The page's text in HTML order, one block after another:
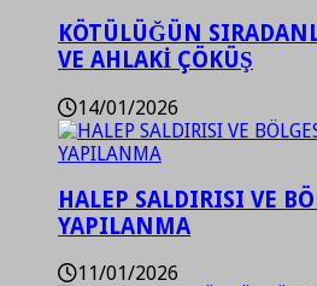
KÖTÜLÜĞÜN
VE AHLAKİ ÇÖKÜŞ
14/01/2026
HALEP SALDIRISI VE
YAPILANMA
11/01/2026